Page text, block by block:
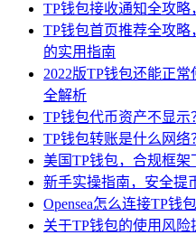
TP钱包接收通知全攻
TP钱包首页推荐全攻
的实用指南
2022版TP钱包还能正
全解析
TP钱包代币资产不显
TP钱包转账是什么网
美国TP钱包，合规框
新手实操指南，安全提
Opensea怎么连接TP钱
关于TP钱包的使用风